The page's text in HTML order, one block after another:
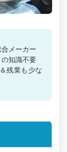
メーカー
知識不要
残業も少な